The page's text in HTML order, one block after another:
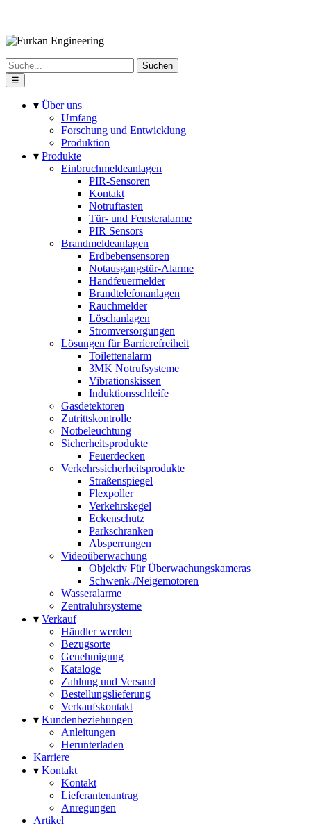
Suchen
☰
▾ Über uns
Umfang
Forschung und Entwicklung
Produktion
▾ Produkte
Einbruchmeldeanlagen
PIR-Sensoren
Kontakt
Notruftasten
Tür- und Fensteralarme
PIR Sensors
Brandmeldeanlagen
Erdbebensensoren
Notausgangstür-Alarme
Handfeuermelder
Brandtelefonanlagen
Rauchmelder
Löschanlagen
Stromversorgungen
Lösungen für Barrierefreiheit
Toilettenalarm
3MK Notrufsysteme
Vibrationskissen
Induktionsschleife
Gasdetektoren
Zutrittskontrolle
Notbeleuchtung
Sicherheitsprodukte
Feuerdecken
Verkehrssicherheitsprodukte
Straßenspiegel
Flexpoller
Verkehrskegel
Eckenschutz
Parkschranken
Absperrungen
Videoüberwachung
Objektiv Für Überwachungskameras
Schwenk-/Neigemotoren
Wasseralarme
Zentraluhrsysteme
▾ Verkauf
Händler werden
Bezugsorte
Genehmigung
Kataloge
Zahlung und Versand
Bestellungslieferung
Verkaufskontakt
▾ Kundenbeziehungen
Anleitungen
Herunterladen
Karriere
▾ Kontakt
Kontakt
Lieferantenantrag
Anregungen
Artikel